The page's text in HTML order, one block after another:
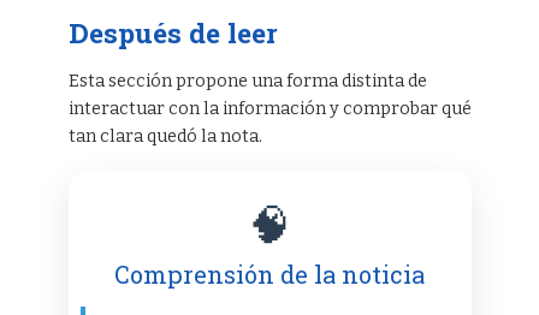
Después de leer
Esta sección propone una forma distinta de
interactuar con la información y comprobar qué
tan clara quedó la nota.
🧠
Comprensión de la noticia